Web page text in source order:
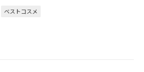
ベストコスメ